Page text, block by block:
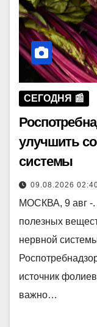
СЕГОДНЯ 📰
улучшить
системы
09.08.2026
МОСКВА, 9 авг -.
полезных
нервной
источник
важно…